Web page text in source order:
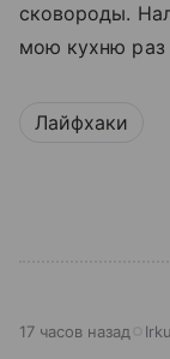
сковороды.
мою кухню раз
Лайфхаки
17 часов назад